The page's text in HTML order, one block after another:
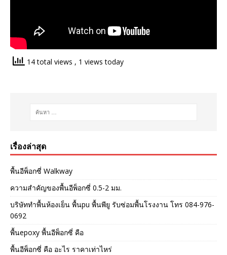
14 total views , 1 views today
เรื่องล่าสุด
พื้นอีพ็อกซี่ Walkway
ความสำคัญของพื้นอีพ็อกซี่ 0.5-2 มม.
บริษัททำพื้นห้องเย็น พื้นpu พื้นพียู รับซ่อมพื้นโรงงาน โทร 084-976-
0692
พื้นepoxy พื้นอีพ็อกซี่ คือ
พื้นอีพ็อกซี่ คือ อะไร ราคาเท่าไหร่